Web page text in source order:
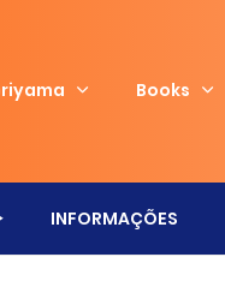
Books
INFORMAÇÕES